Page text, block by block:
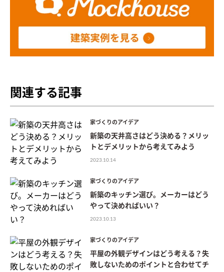
関連する記事
家づくりのアイデア
新築の天井高さはどう決める？メリッ
トとデメリットから考えてみよう
2023.10.14
家づくりのアイデア
新築のキッチン選び。メーカーはどう
やって決めればいい？
2023.10.13
家づくりのアイデア
平屋の外観デザインはどう考える？失
敗しないためのポイントと合わせてチ